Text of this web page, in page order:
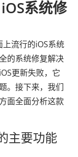
系统修
流行的iOS系统
的系统修复解决
更新失败，它
。接下来，我们
面全面分析这款
主要功能